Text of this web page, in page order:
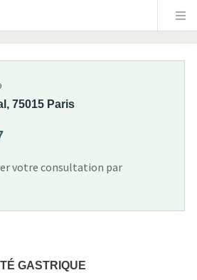
75015 Paris
votre consultation par
GASTRIQUE